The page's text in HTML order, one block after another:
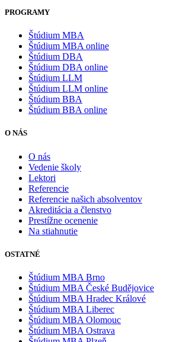
PROGRAMY
Štúdium MBA
Štúdium MBA online
Štúdium DBA
Štúdium DBA online
Štúdium LLM
Štúdium LLM online
Štúdium BBA
Štúdium BBA online
O NÁS
O nás
Vedenie školy
Lektori
Referencie
Referencie našich absolventov
Akreditácia a členstvo
Prestížne ocenenie
Na stiahnutie
OSTATNÉ
Štúdium MBA Brno
Štúdium MBA České Budějovice
Štúdium MBA Hradec Králové
Štúdium MBA Liberec
Štúdium MBA Olomouc
Štúdium MBA Ostrava